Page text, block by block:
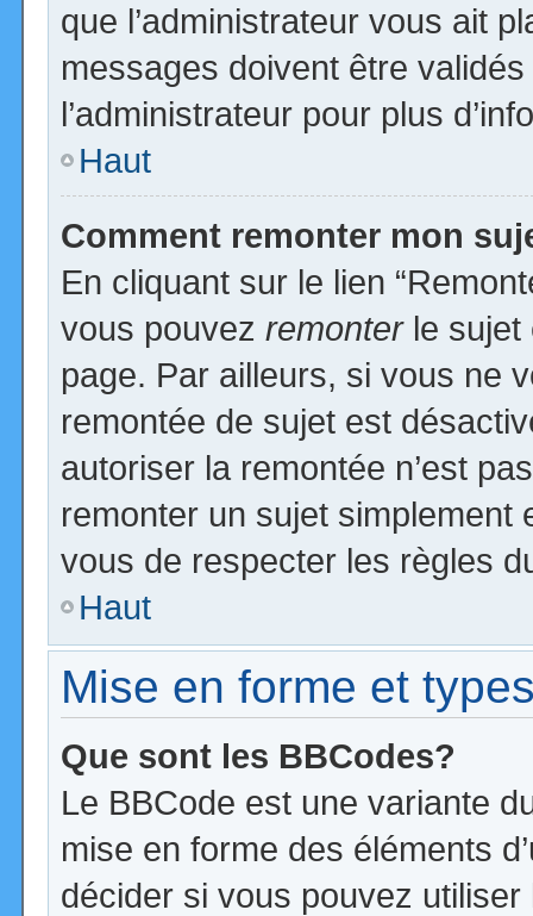
que l’administrateur vous ait
messages doivent être
l’administrateur pour plus
Haut
Comment remonter mon
En cliquant sur le lien
vous pouvez remonterle sujet
page. Par ailleurs, si vous ne
remontée de sujet est
autoriser la remontée n’est
remonter un sujet
vous de respecter les règles
Haut
Mise en forme et
Que sont les BBCodes?
Le BBCode est une variante
mise en forme des éléments
décider si vous pouvez